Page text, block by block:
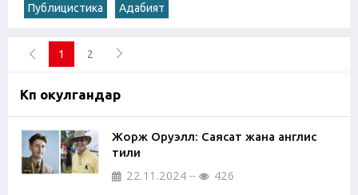
Публицистика Адабият
1 2
Көп окулгандар
Жорж Оруэлл: Саясат жана англис
тили
22.11.2024 426